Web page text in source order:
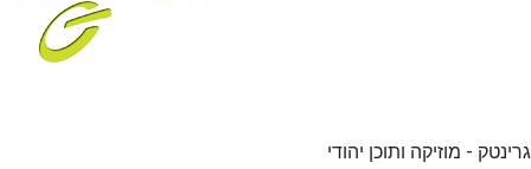
גרינטק - מוזיקה ותוכן יהודי